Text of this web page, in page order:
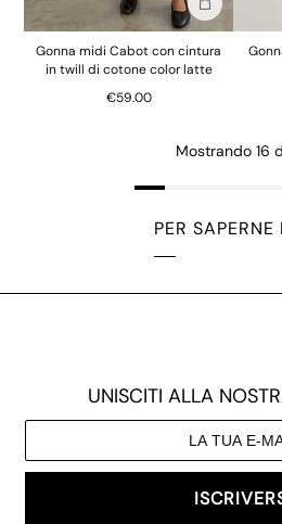
Aggiungi alla
Gonna midi Cabot con cintura
in twill di cotone color latte
€59.00
Mostrando 16
PER SAPERNE
UNISCITI ALLA